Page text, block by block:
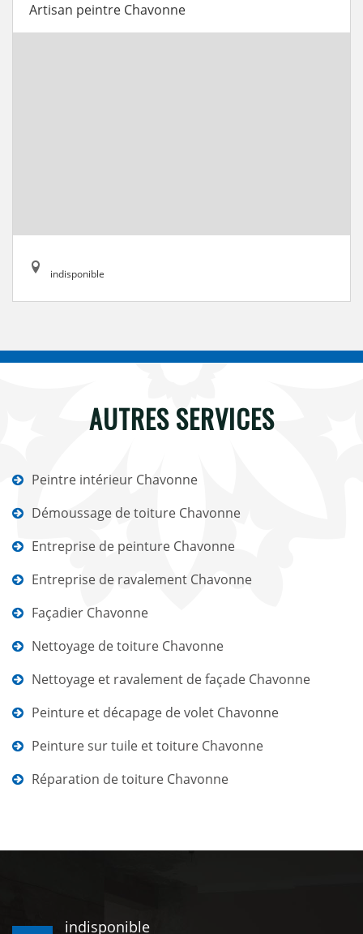
Artisan peintre Chavonne
indisponible
AUTRES SERVICES
Peintre intérieur Chavonne
Démoussage de toiture Chavonne
Entreprise de peinture Chavonne
Entreprise de ravalement Chavonne
Façadier Chavonne
Nettoyage de toiture Chavonne
Nettoyage et ravalement de façade Chavonne
Peinture et décapage de volet Chavonne
Peinture sur tuile et toiture Chavonne
Réparation de toiture Chavonne
indisponible